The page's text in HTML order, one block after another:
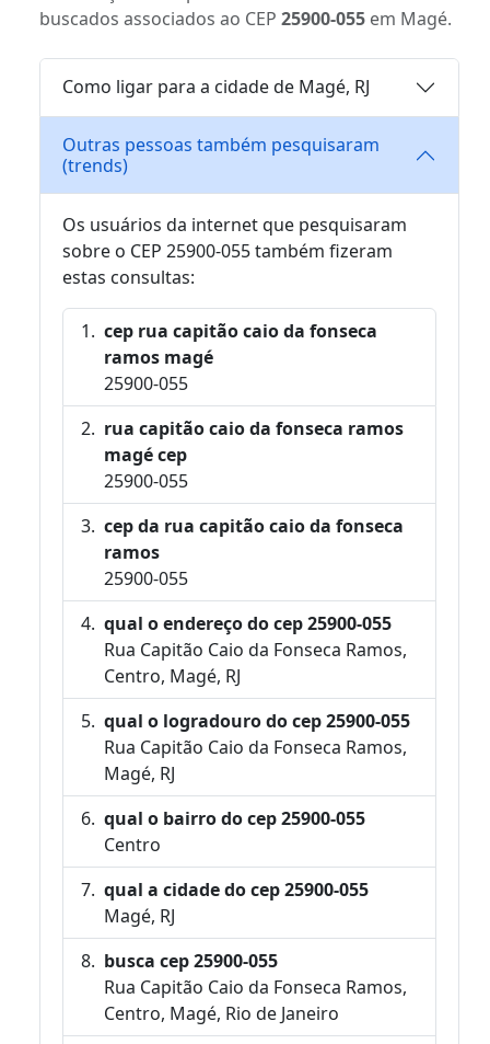
buscados associados ao CEP 25900-055 em Magé.
Como ligar para a cidade de Magé, RJ
Outras pessoas também pesquisaram
(trends)
Os usuários da internet que pesquisaram
sobre o CEP 25900-055 também fizeram
estas consultas:
cep rua capitão caio da fonseca
ramos magé
25900-055
rua capitão caio da fonseca ramos
magé cep
25900-055
cep da rua capitão caio da fonseca
ramos
25900-055
qual o endereço do cep 25900-055
Rua Capitão Caio da Fonseca Ramos,
Centro, Magé, RJ
qual o logradouro do cep 25900-055
Rua Capitão Caio da Fonseca Ramos,
Magé, RJ
qual o bairro do cep 25900-055
Centro
qual a cidade do cep 25900-055
Magé, RJ
busca cep 25900-055
Rua Capitão Caio da Fonseca Ramos,
Centro, Magé, Rio de Janeiro